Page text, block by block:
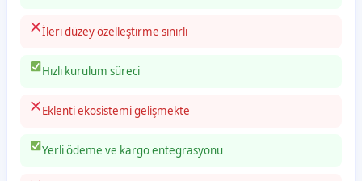
İleri düzey özelleştirme sınırlı
Hızlı kurulum süreci
Eklenti ekosistemi gelişmekte
Yerli ödeme ve kargo entegrasyonu